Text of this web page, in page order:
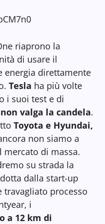
riaprono la
di usare il
energia direttamente
Tesla ha più volte
i suoi test e di
valga la candela.
Toyota e Hyundai,
non siamo a
di massa.
su strada la
dalla start-up
travagliato processo
i
a 12 km di